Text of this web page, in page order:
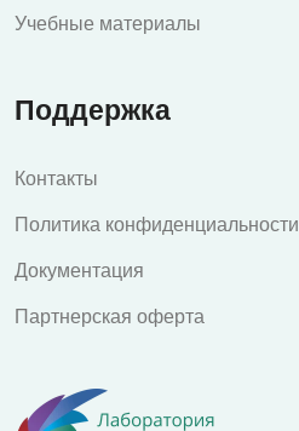
Учебные материалы
Поддержка
Контакты
Политика конфиденциальности
Документация
Партнерская оферта